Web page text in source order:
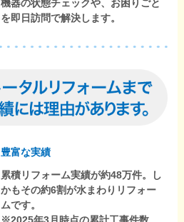
機器の状態チェックや、お困りごと
を即日訪問で解決します。
豊富な実績
累積リフォーム実績が約48万件。し
かもその約6割が水まわりリフォー
ムです。